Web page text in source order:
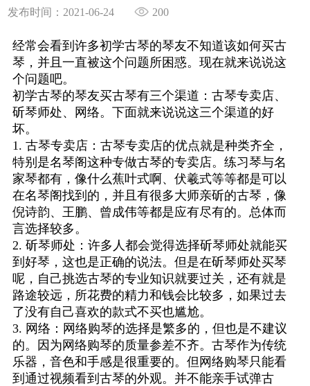
发布时间：2021-06-24 200
经常会看到许多初学古琴的琴友不知道该如何买古
琴，并且一直被这个问题所困惑。现在就来说说这
个问题吧。
初学古琴的琴友买古琴有三个渠道：古琴专卖店、
斫琴师处、网络。下面就来说说这三个渠道的好
坏。
1. 古琴专卖店：古琴专卖店的优点就是种类齐全，
特别是名琴阁这种专做古琴的专卖店。练习琴与名
家琴都有，像什么蕉叶式啊、伏羲式等等都是可以
在名琴阁找到的，并且有很多大师亲斫的古琴，像
倪诗韵、王鹏、曾成伟等都是应有尽有的。总体而
言选择较多。
2. 斫琴师处：许多人都会觉得选择斫琴师处就能买
到好琴，这也是正确的说法。但是在斫琴师处买琴
呢，自己挑选古琴的专业知识就要过关，还有就是
路途较远，所花费的精力和钱会比较多，如果过去
了没有自己喜欢的款式不买也尴尬。
3. 网络：网络购琴的选择是繁多的，但也是不建议
的。因为网络购琴的质量参差不齐。古琴作为传统
乐器，音色和手感是很重要的。但网络购琴只能看
到通过视频看到古琴的外观。并不能亲手试弹古